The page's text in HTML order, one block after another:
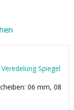
Spiegel
06 mm, 08